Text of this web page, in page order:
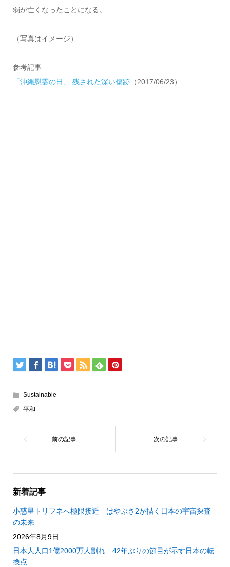
弱が亡くなったことになる。
（写真はイメージ）
参考記事
「沖縄慰霊の日」 残された深い傷跡（2017/06/23）
Sustainable
平和
新着記事
小惑星トリフネへ極限接近 はやぶさ2が描く日本の宇宙探査
の未来
2026年8月9日
日本人人口1億2000万人割れ 42年ぶりの節目が示す日本の転
換点